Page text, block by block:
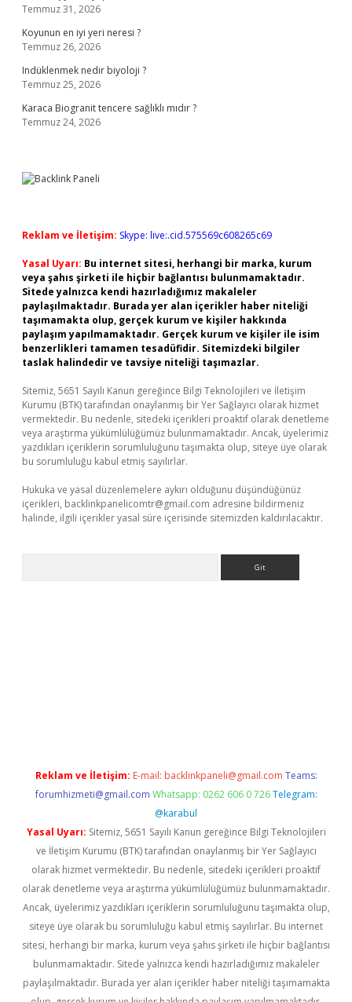
Temmuz 31, 2026
Koyunun en iyi yeri neresi ?
Temmuz 26, 2026
Indüklenmek nedir biyoloji ?
Temmuz 25, 2026
Karaca Biogranit tencere sağlıklı mıdır ?
Temmuz 24, 2026
Reklam ve İletişim: Skype: live:.cid.575569c608265c69
Yasal Uyarı: Bu internet sitesi, herhangi bir marka, kurum
veya şahıs şirketi ile hiçbir bağlantısı bulunmamaktadır.
Sitede yalnızca kendi hazırladığımız makaleler
paylaşılmaktadır. Burada yer alan içerikler haber niteliği
taşımamakta olup, gerçek kurum ve kişiler hakkında
paylaşım yapılmamaktadır. Gerçek kurum ve kişiler ile isim
benzerlikleri tamamen tesadüfidir. Sitemizdeki bilgiler
taslak halindedir ve tavsiye niteliği taşımazlar.
Sitemiz, 5651 Sayılı Kanun gereğince Bilgi Teknolojileri ve İletişim
Kurumu (BTK) tarafından onaylanmış bir Yer Sağlayıcı olarak hizmet
vermektedir. Bu nedenle, sitedeki içerikleri proaktif olarak denetleme
veya araştırma yükümlülüğümüz bulunmamaktadır. Ancak, üyelerimiz
yazdıkları içeriklerin sorumluluğunu taşımakta olup, siteye üye olarak
bu sorumluluğu kabul etmiş sayılırlar.
Hukuka ve yasal düzenlemelere aykırı olduğunu düşündüğünüz
içerikleri, backlinkpanelicomtr@gmail.com adresine bildirmeniz
halinde, ilgili içerikler yasal süre içerisinde sitemizden kaldırılacaktır.
Reklam ve İletişim: E-mail: backlinkpaneli@gmail.com Teams:
forumhizmeti@gmail.com Whatsapp: 0262 606 0 726 Telegram:
@karabul
Yasal Uyarı: Sitemiz, 5651 Sayılı Kanun gereğince Bilgi Teknolojileri
ve İletişim Kurumu (BTK) tarafından onaylanmış bir Yer Sağlayıcı
olarak hizmet vermektedir. Bu nedenle, sitedeki içerikleri proaktif
olarak denetleme veya araştırma yükümlülüğümüz bulunmamaktadır.
Ancak, üyelerimiz yazdıkları içeriklerin sorumluluğunu taşımakta olup,
siteye üye olarak bu sorumluluğu kabul etmiş sayılırlar. Bu internet
sitesi, herhangi bir marka, kurum veya şahıs şirketi ile hiçbir bağlantısı
bulunmamaktadır. Sitede yalnızca kendi hazırladığımız makaleler
paylaşılmaktadır. Burada yer alan içerikler haber niteliği taşımamakta